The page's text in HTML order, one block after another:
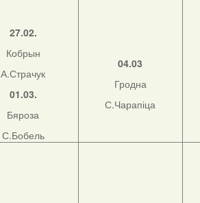
27.02.
Кобрын
А.Страчук
01.03.
Бяроза
С.Бобель
04.03
Гродна
С.Чарапіца